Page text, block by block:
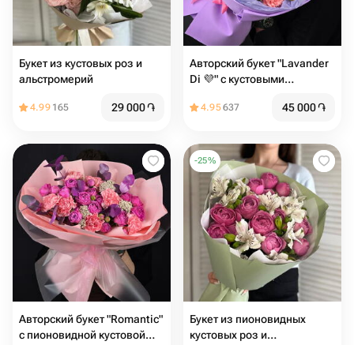
Букет из кустовых роз и
альстромерий
4.99 165 29 000֏
Авторский букет "Lavander
Di 💜" с кустовыми
4.95637 45 000֏
Авторский букет "Romantic"
с пионовидной кустовой
-25%
Букет из пионовидных
кустовых роз и